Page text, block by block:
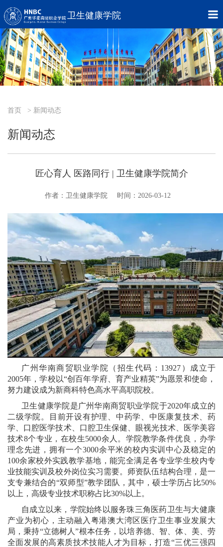
卫生健康学院
首页 > 新闻动态
新闻动态
匠心育人 医路同行 | 卫生健康学院简介
作者：卫生健康学院 时间：2026-03-12
广州华南商贸职业学院（招生代码：13927）成立于
2005年，学校以“创百年学府、育产业精英”为愿景和使命，
努力建设成为新商科特色高水平高职院校。
卫生健康学院是广州华南商贸职业学院于2020年成立的
二级学院。目前开设有护理、中药学、中医康复技术、药
学、口腔医学技术、口腔卫生保健、眼视光技术、医学美容
技术8个专业，在校生5000余人。学院教学条件优良，办学
理念先进，拥有一个3000余平米的校内实训中心及稳定的
100余家校外实践教学基地，能完全满足各专业学生校内专
业技能实训及校外岗位实习需要。师资队伍结构合理，是一
支专兼结合的“双师型”教学团队，其中，硕士学历占比50%
以上，高级专业技术职称占比30%以上。
自成立以来，学院始终以服务珠三角医药卫生与大健康
产业为初心，主动融入粤港澳大湾区医疗卫生事业发展大
局，秉持“立德树人”根本任务，以培养德、智、体、美、劳
全面发展的高素质技术技能人才为目标，打造“三优三强四